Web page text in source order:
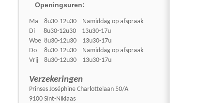
Openingsuren:
Ma 8u30-12u30 Namiddag op afspraak
Di 8u30-12u30 13u30-17u
Woe 8u30-12u30 13u30-17u
Do 8u30-12u30 Namiddag op afspraak
Vrij 8u30-12u30 13u30-17u
Verzekeringen
Prinses Joséphine Charlottelaan 50/A
9100 Sint-Niklaas